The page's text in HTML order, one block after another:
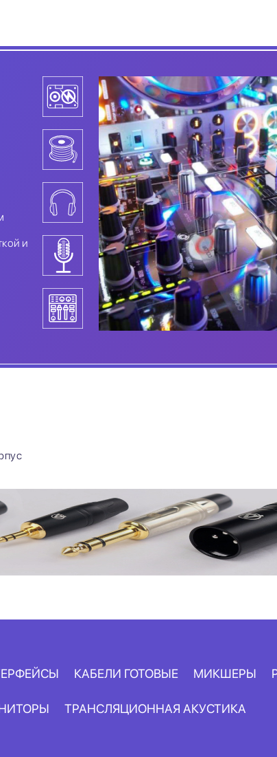
и
КАБЕЛИ ГОТОВЫЕ МИКШЕРЫ
ТРАНСЛЯЦИОННАЯ АКУСТИКА